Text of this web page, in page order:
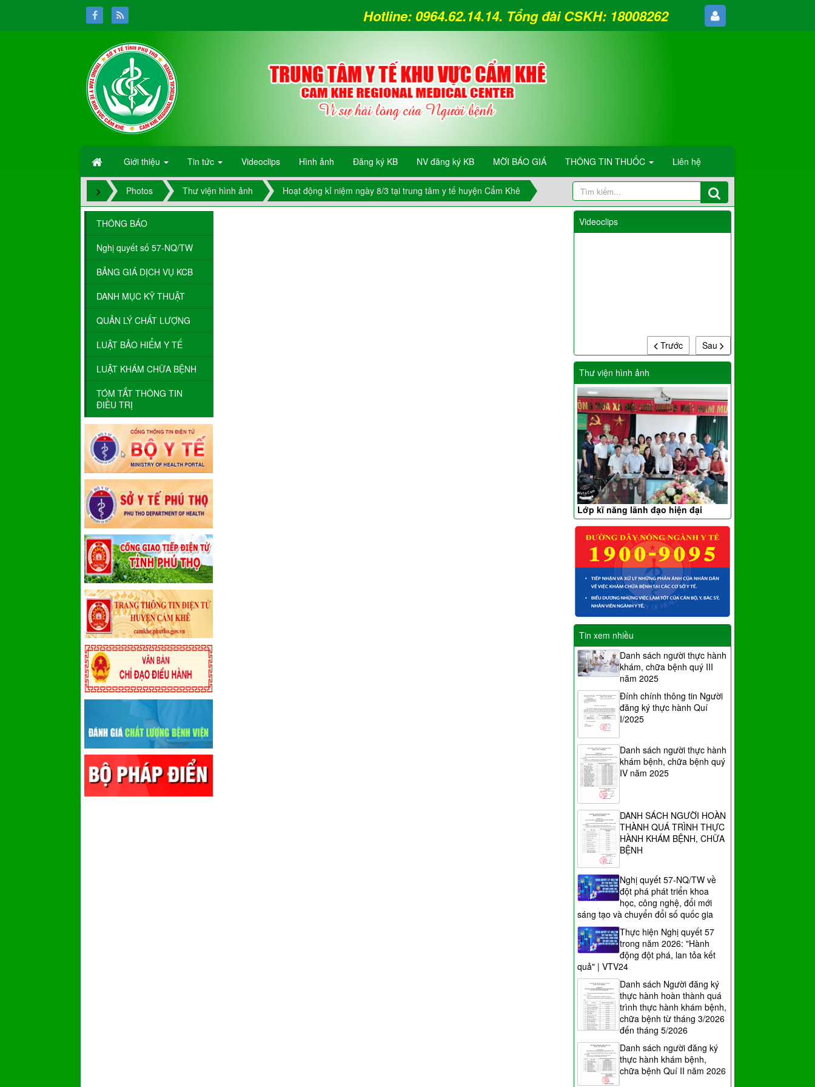
Giới thiệu Tin tức Videoclips Hình ảnh Đăng ký KB NV đăng ký KB MỜI BÁO GIÁ THÔNG TIN THUỐC Liên hệ
Hotline: 0964.62.14.14. Tổng đài CSKH: 18008262
Photos Thư viện hình ảnh Hoạt động kỉ niệm ngày 8/3 tại trung tâm y tế huyện Cẩm Khê
Videoclips
Sau
Trước
Thư viện hình ảnh
Lớp kĩ năng lãnh đạo hiện đại
Tin xem nhiều
Danh sách người thực hành
khám, chữa bệnh quý III
năm 2025
Đính chính thông tin Người
đăng ký thực hành Quí
I/2025
Danh sách người thực hành
khám bệnh, chữa bệnh quý
IV năm 2025
DANH SÁCH NGƯỜI HOÀN
THÀNH QUÁ TRÌNH THỰC
HÀNH KHÁM BỆNH, CHỮA
BỆNH
Nghị quyết 57-NQ/TW về
đột phá phát triển khoa
học, công nghệ, đổi mới
sáng tạo và chuyển đổi số quốc gia
Thực hiện Nghị quyết 57
trong năm 2026: "Hành
động đột phá, lan tỏa kết
quả" | VTV24
Danh sách Người đăng ký
thực hành hoàn thành quá
trình thực hành khám bệnh,
chữa bệnh từ tháng 3/2026
đến tháng 5/2026
Danh sách người đăng ký
thực hành khám bệnh,
chữa bệnh Quí II năm 2026
THÔNG BÁO
Nghị quyết số 57-NQ/TW
BẢNG GIÁ DỊCH VỤ KCB
DANH MỤC KỸ THUẬT
QUẢN LÝ CHẤT LƯỢNG
LUẬT BẢO HIỂM Y TẾ
LUẬT KHÁM CHỮA BỆNH
TÓM TẮT THÔNG TIN
ĐIỀU TRỊ